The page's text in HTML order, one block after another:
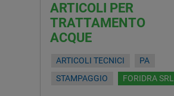
ARTICOLI PER
TRATTAMENTO
ACQUE
ARTICOLI TECNICI
PA
STAMPAGGIO
FORIDRA SRL